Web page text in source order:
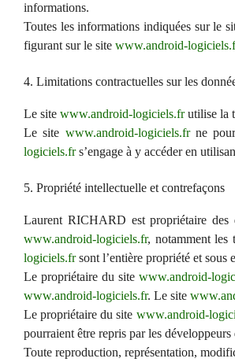
informations.
Toutes les informations indiquées sur le
figurant sur le site www.android-
4. Limitations contractuelles sur les
Le site www.android-logiciels.frutilise la
Le site www.android-logiciels.frne
logiciels.frs’engage à y accéder en
5. Propriété intellectuelle et contrefaçons
Laurent RICHARD est propriétaire des
www.android-logiciels.fr, notamment les
logiciels.frsont l’entière propriété et sous
Le propriétaire du sitewww.android-
www.android-logiciels.fr. Le site
Le propriétaire du site www.android-
pourraient être repris par les
Toute reproduction, représentation,